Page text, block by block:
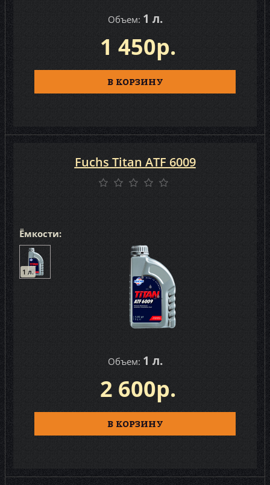
Объем: 1 л.
1 450р.
В КОРЗИНУ
Ёмкости:
1 л.
Объем: 1 л.
Fuchs Titan ATF 6009
2 600р.
В КОРЗИНУ